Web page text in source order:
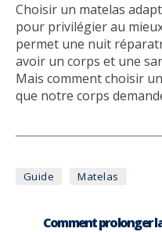
Choisir un matelas
pour privilégier au
permet une nuit
avoir un corps et une
Mais comment choisir
que notre corps
Guide Matelas
Comment prolonger